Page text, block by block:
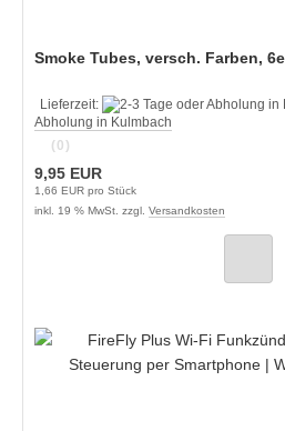
Smoke Tubes, versch. Farben,
Lieferzeit:
Abholung in Kulmbach
(0)
9,95 EUR
1,66 EUR pro Stück
inkl. 19 % MwSt. zzgl. Versandkosten